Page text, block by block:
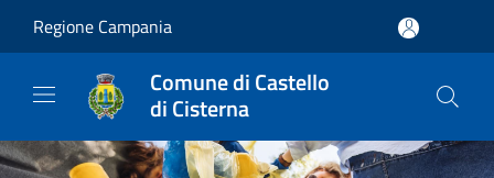
Regione Campania
Comune di Castello
di Cisterna